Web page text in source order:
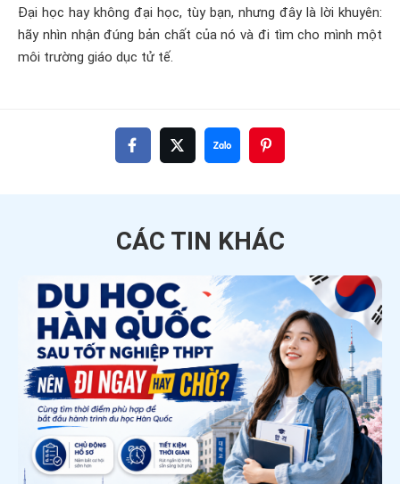
Đại học hay không đại học, tùy bạn, nhưng đây là lời khuyên:
hãy nhìn nhận đúng bản chất của nó và đi tìm cho mình một
môi trường giáo dục tử tế.
CÁC TIN KHÁC